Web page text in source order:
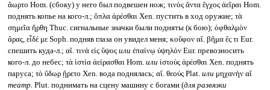
ἄωρτο Hom. (сбоку) у него был подвешен нож; τινὸς ἄντα ἔγχος ἀεῖραι Hom.
поднять копье на кого-л.; ὅπλα ἀρέσθαι Xen. пустить в ход оружие; τὰ
σημεῖα ἤρθη Thuc. сигнальные значки были подняты (к бою); ὀφθαλμὸν
ἄρας, εἶδέ με Soph. подняв глаза он увидел меня; κοῦφον αἴ. βῆμα ἔς τι Eur.
спешить куда-л.; αἴ. τινὰ εἰς ὕψος или ἐπαίνῳ ὑψηλόν Eur. превозносить
кого-л. до небес; τὰ ἱστία ἀείρασθαι Hom. или ἱστοὺς ἀρέσθαι Xen. поднять
паруса; τὸ ὕδωρ ᾔρετο Xen. вода поднялась; αἴ. θεούς Plat. или μηχανὴν αἴ
театр. Plut. поднимать на сцену машину с богами (для развязки